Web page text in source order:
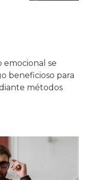
emocional se
beneficioso para
métodos